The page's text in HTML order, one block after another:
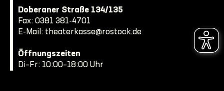
Doberaner Straße 134/135
Fax: 0381 381-4701
E-Mail: theaterkasse@rostock.de
Öffnungszeiten
Di–Fr: 10:00–18:00 Uhr